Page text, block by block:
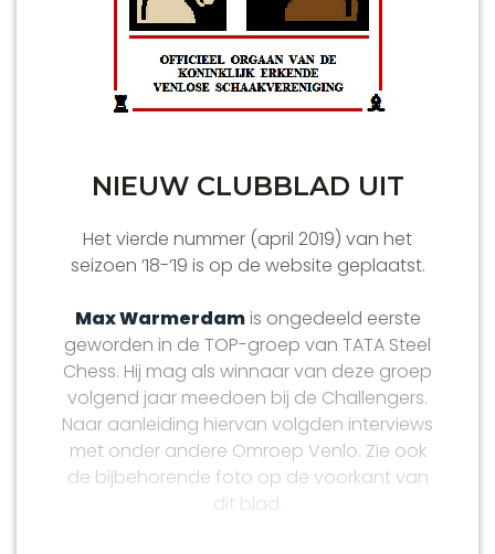
Vanaf 1990 waren zij sponsor van een
jaarlijks jeugdtoernooi georganiseerd door
onze vereniging, dat eerst het Van
Spijktoernooi heette en later (na het
Spijktoernooi. Naast financiële
ondersteuning werden ook vele jaren lang
fraaie door hen gedrukte schaakboeken
aan de deelnemers uitgereikt !
Tijdens de jaarvergadering op 1 september
2003 werd hem vanwege zijn 50-jarig
lidmaatschap door loco-burgemeester
Piet Janssen de erespeld van de KNSB
uitgereikt. Zie de kopfoto. Ook werd hij toen
benoemd tot erelid.
NIEUW CLUBBLAD UIT
Het vierde nummer (april 2019) van het
seizoen ’18-’19 is op de website geplaatst.
Max Warmerdamis ongedeeld eerste
geworden in de TOP-groep van TATA Steel
Chess. Hij mag als winnaar van deze groep
volgend jaar meedoen bij de Challengers.
Naar aanleiding hiervan volgden interviews
met onder andere Omroep Venlo. Zie ook
de bijbehorende foto op de voorkant van
dit blad.